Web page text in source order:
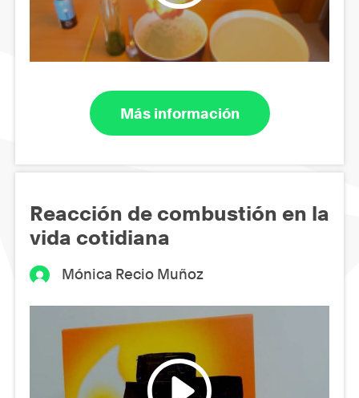
Más información
Reacción de combustión en la
vida cotidiana
Mónica Recio Muñoz